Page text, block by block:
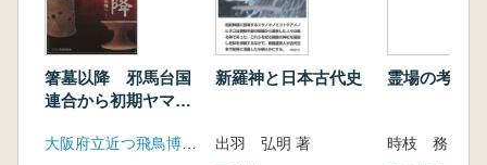
箸墓以降 邪馬台国
連合から初期ヤマト
大阪府立近つ飛鳥博物館
新羅神と日本古代史
出羽 弘明 著
霊場の考古学
時枝 務 著